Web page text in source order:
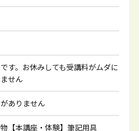
す。お休みしても受講料がムダに
せん
ありません
【本講座・体験】筆記用具